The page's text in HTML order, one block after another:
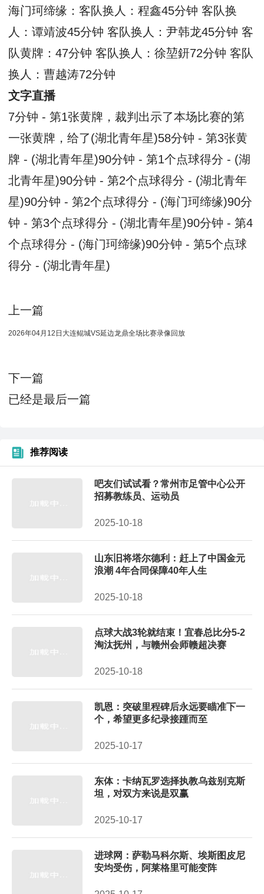
海门珂缔缘：客队换人：程鑫45分钟 客队换
人：谭靖波45分钟 客队换人：尹韩龙45分钟 客
队黄牌：47分钟 客队换人：徐堃鈃72分钟 客队
换人：曹越涛72分钟
文字直播
7分钟 - 第1张黄牌，裁判出示了本场比赛的第
一张黄牌，给了(湖北青年星)58分钟 - 第3张黄
牌 - (湖北青年星)90分钟 - 第1个点球得分 - (湖
北青年星)90分钟 - 第2个点球得分 - (湖北青年
星)90分钟 - 第2个点球得分 - (海门珂缔缘)90分
钟 - 第3个点球得分 - (湖北青年星)90分钟 - 第4
个点球得分 - (海门珂缔缘)90分钟 - 第5个点球
得分 - (湖北青年星)
上一篇
2026年04月12日大连鲲城VS延边龙鼎全场比赛录像回放
下一篇
已经是最后一篇
推荐阅读
吧友们试试看？常州市足管中心公开
招募教练员、运动员
2025-10-18
山东旧将塔尔德利：赶上了中国金元
浪潮 4年合同保障40年人生
2025-10-18
点球大战3轮就结束！宜春总比分5-2
淘汰抚州，与赣州会师赣超决赛
2025-10-18
凯恩：突破里程碑后永远要瞄准下一
个，希望更多纪录接踵而至
2025-10-17
东体：卡纳瓦罗选择执教乌兹别克斯
坦，对双方来说是双赢
2025-10-17
进球网：萨勒马科尔斯、埃斯图皮尼
安均受伤，阿莱格里可能变阵